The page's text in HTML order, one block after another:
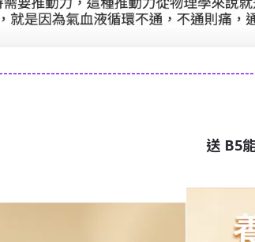
送 B5